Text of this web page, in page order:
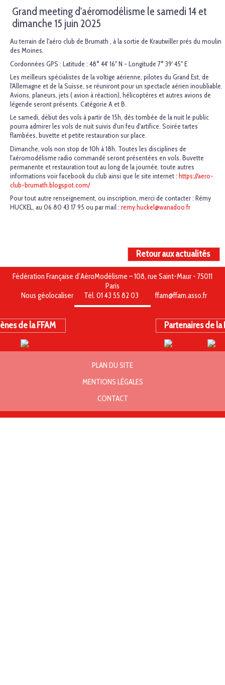
Grand meeting d'aéromodélisme le samedi 14 et
dimanche 15 juin 2025
Au terrain de l'aéro club de Brumath , à la sortie de Krautwiller près du moulin
des Moines.
Cordonnées GPS : Latitude : 48° 44' 16" N - Longitude 7° 39' 45" E
Les meilleurs spécialistes de la voltige aérienne, pilotes du Grand Est, de
l'Allemagne et de la Suisse, se réuniront pour un spectacle aérien inoubliable.
Avions, planeurs, jets ( avion à réaction), hélicoptères et autres avions de
légende seront présents. Catégorie A et B.
Le samedi, début des vols à partir de 15h, dès tombée de la nuit le public
pourra admirer les vols de nuit suivis d'un feu d'artifice. Soirée tartes
flambées, buvette et petite restauration sur place.
Dimanche, vols non stop de 10h à 18h. Toutes les disciplines de
l'aéromodélisme radio commandé seront présentées en vols. Buvette
permanente et restauration tout au long de la journée. toute autres
informations voir facebook du club ainsi que le site internet : https://aero-
club-brumath.blogspot.com/
Pour tout autre renseignement, ou inscription, merci de contacter : Rémy
HUCKEL, au 06 80 43 17 95 ou par mail : remy.huckel@wanadoo.fr
Retour aux actualités
Fédération Française d’AéroModélisme – 108, rue Saint-Maur - 75011
Paris
Nous géolocaliser
Tél. 01 43 55 82 03 ffam@ffam.asso.fr
de la FFAM Partenaires de la
PLAN DU SITE
MENTIONS LÉGALES
CONTACT